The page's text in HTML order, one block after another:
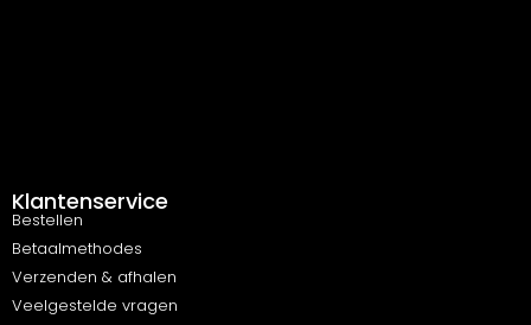
Klantenservice
Bestellen
Betaalmethodes
Verzenden & afhalen
Veelgestelde vragen